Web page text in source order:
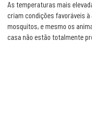
As temperaturas mais
criam condições favoráveis
mosquitos, e mesmo os
casa não estão totalmente